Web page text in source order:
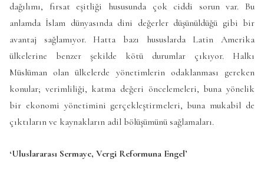
dağılımı, fırsat eşitliği hususunda çok ciddi sorun var. Bu
anlamda İslam dünyasında dini değerler düşünüldüğü gibi bir
avantaj sağlamıyor. Hatta bazı hususlarda Latin Amerika
ülkelerine benzer şekilde kötü durumlar çıkıyor. Halkı
Müslüman olan ülkelerde yönetimlerin odaklanması gereken
konular; verimliliği, katma değeri öncelemeleri, buna yönelik
bir ekonomi yönetimini gerçekleştirmeleri, buna mukabil de
çıktıların ve kaynakların adil bölüşümünü sağlamaları.
‘Uluslararası Sermaye, Vergi Reformuna Engel’